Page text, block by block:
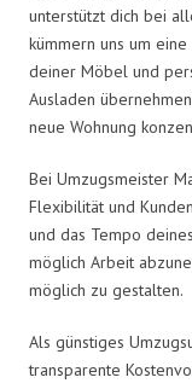
unterstützt dich bei
kümmern uns um
deiner Möbel und
Ausladen
neue Wohnung
Bei Umzugsmeister
Flexibilität und
und das Tempo
möglich Arbeit
möglich zu gestalten.
Als günstiges
transparente